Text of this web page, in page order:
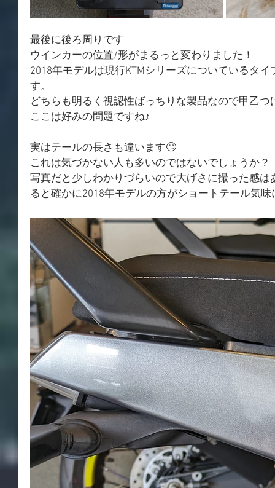
最後に後ろ周りです
ウインカーの位置/形がまるっと変わりました！
2018年モデルは現行KTMシリーズについているタ
す。
どちらも明るく視認性ばっちりな製品なので甲乙つ
ここは好みの問題ですね♪
実はテールの長さも違います🙄
これは気づかない人も多いのではないでしょうか？
写真だと少しわかりづらいので大げさに撮った感
ると確かに2018年モデルの方がショートテール気